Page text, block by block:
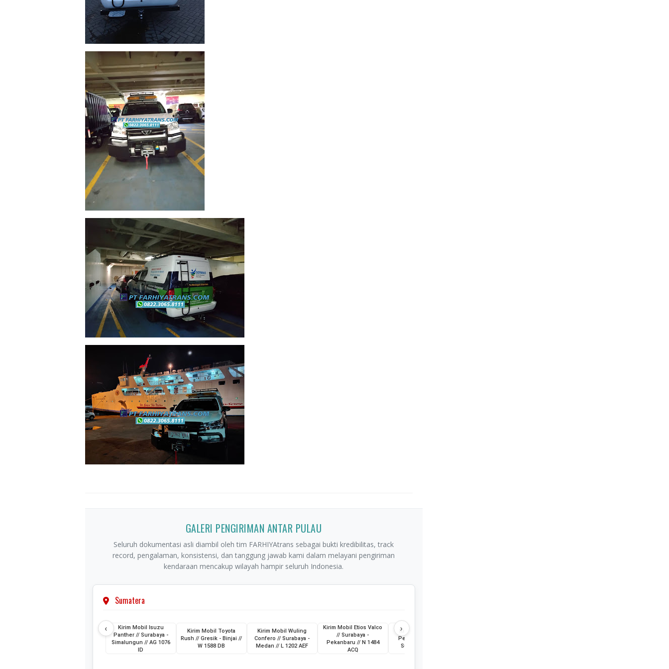
GALERI PENGIRIMAN ANTAR PULAU
Seluruh dokumentasi asli diambil oleh tim FARHIYAtrans sebagai bukti kredibilitas, track
record, pengalaman, konsistensi, dan tanggung jawab kami dalam melayani pengiriman
kendaraan mencakup wilayah hampir seluruh Indonesia.
Sumatera
‹
Kirim Mobil Isuzu
Panther // Surabaya -
Simalungun // AG 1076
ID
Kirim Mobil Toyota
Rush // Gresik - Binjai //
W 1588 DB
Kirim Mobil Wuling
Confero // Surabaya -
Medan // L 1202 AEF
Kirim Mobil Etios Valco
// Surabaya -
Pekanbaru // N 1484
ACQ
Kirim Truk Skylift //
Pemkot Pagar Alam
Sumatera Selatan
›